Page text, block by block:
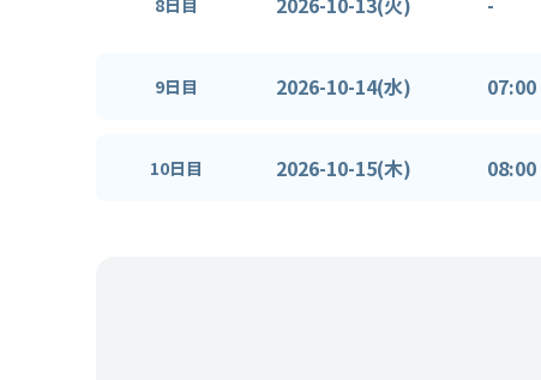
8日目
9日目 2026-10-14(水) 07:00
10日目 2026-10-15(木) 08:00